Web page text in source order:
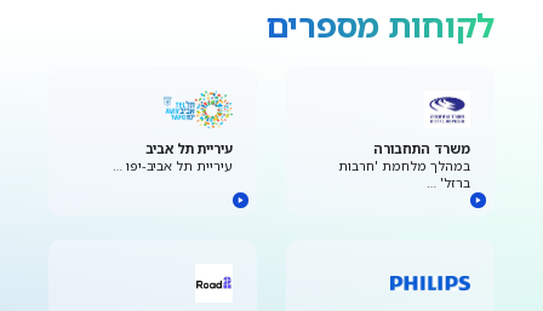
לקוחות מספרים
משרד התחבורה
במהלך מלחמת 'חרבות
ברזל' …
עיריית תל אביב
עיריית תל אביב-יפו …